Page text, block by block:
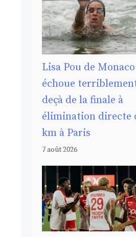
Lisa Pou de Monaco
échoue
deçà de la finale à
élimination directe
km à Paris
7 août 2026